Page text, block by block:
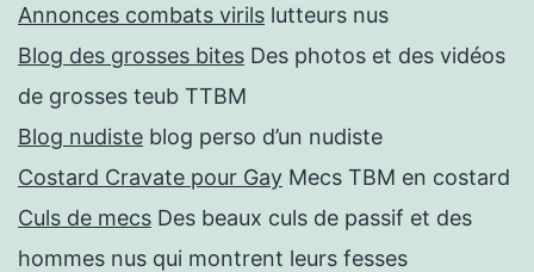
Annonces combats virils lutteurs nus
Blog des grosses bites Des photos et des vidéos
de grosses teub TTBM
Blog nudiste blog perso d’un nudiste
Costard Cravate pour Gay Mecs TBM en costard
Culs de mecs Des beaux culs de passif et des
hommes nus qui montrent leurs fesses